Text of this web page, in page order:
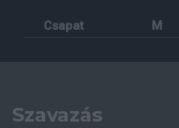
Csapat M
Szavazás